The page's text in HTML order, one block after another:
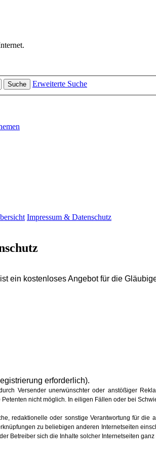
Suche Erweiterte Suche
Impressum & Datenschutz
ist ein kostenloses Angebot für die
erforderlich).
Versender unerwünschter oder anstößiger
Petenten nicht möglich. In eiligen Fällen oder bei
redaktionelle oder sonstige Verantwortung für
zu beliebigen anderen Internetseiten
Betreiber sich die Inhalte solcher Internetseiten